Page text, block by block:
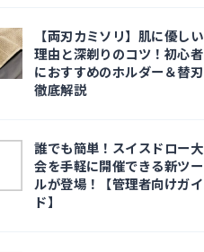
【両刃カミソリ】肌に優しい
理由と深剃りのコツ！初心者
におすすめのホルダー＆替刃
徹底解説
誰でも簡単！スイスドロー大
会を手軽に開催できる新ツー
ルが登場！【管理者向けガイ
ド】